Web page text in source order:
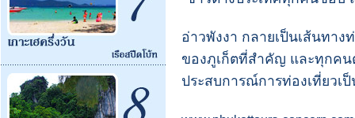
อ่าวพังงา กลายเป็นเส้นทาง
ของภูเก็ตที่สำคัญ และทุกค
ประสบการณ์การท่องเที่ยวเ